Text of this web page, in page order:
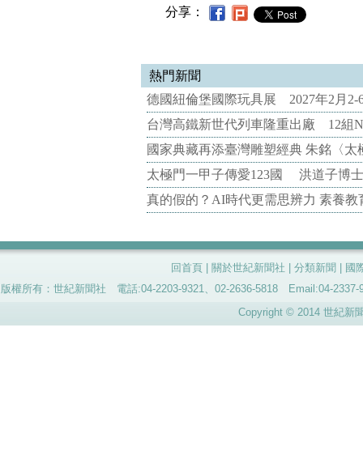
分享：
熱門新聞
德國紐倫堡國際玩具展 2027年2月2-
台灣高鐵新世代列車隆重出廠 12組
國家典藏再添臺灣雕塑經典 朱銘〈
太極門一甲子傳愛123國 洪道子博
真的假的？AI時代更需思辨力 素養
回首頁 關於世紀新聞社 分類新聞
國
版權所有：世紀新聞社 電話:04-2203-9321、02-2636-5818 Email:04-
Copyright © 2014 世紀新